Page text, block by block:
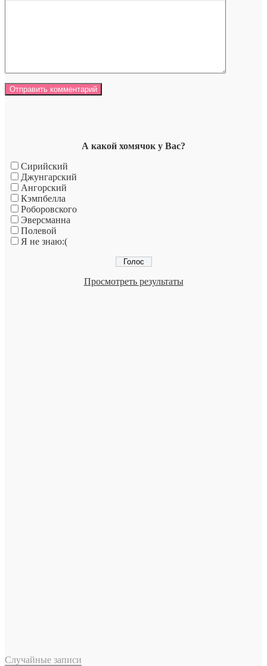
А какой хомячок у Вас?
Сирийский
Джунгарский
Ангорский
Кэмпбелла
Роборовского
Эверсманна
Полевой
Я не знаю:(
Просмотреть результаты
Случайные записи